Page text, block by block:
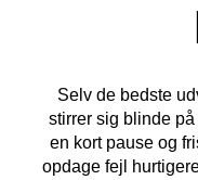
Selv de bedste
stirrer sig blinde
en kort pause og
opdage fejl